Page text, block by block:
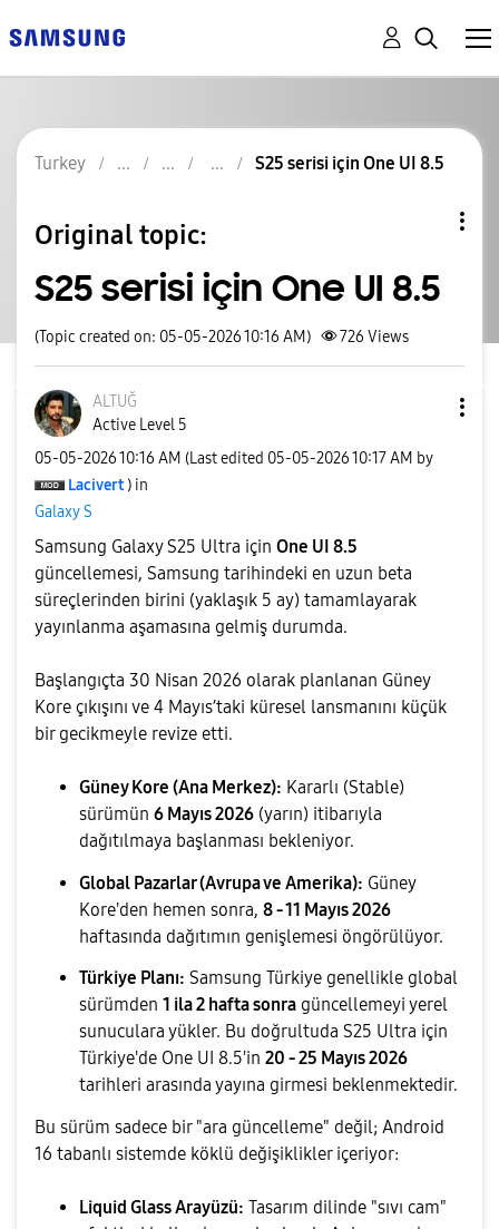
Turkey S25 serisi için One UI 8.5
Original topic:
S25 serisi için One UI 8.5
(Topic created on: 05-05-2026 10:16 AM) 726 Views
ALTUĞ
Active Level 5
‎05-05-202610:16 AM (Last edited ‎05-05-202610:17 AM by
Lacivert ) in
Galaxy S
Samsung Galaxy S25 Ultra için One UI 8.5
güncellemesi, Samsung tarihindeki en uzun beta
süreçlerinden birini (yaklaşık 5 ay) tamamlayarak
yayınlanma aşamasına gelmiş durumda.
Başlangıçta 30 Nisan 2026 olarak planlanan Güney
Kore çıkışını ve 4 Mayıs’taki küresel lansmanını küçük
bir gecikmeyle revize etti.
Güney Kore (Ana Merkez): Kararlı (Stable)
sürümün 6 Mayıs 2026 (yarın) itibarıyla
dağıtılmaya başlanması bekleniyor.
Global Pazarlar (Avrupa ve Amerika): Güney
Kore'den hemen sonra, 8 - 11 Mayıs 2026
haftasında dağıtımın genişlemesi öngörülüyor.
Türkiye Planı: Samsung Türkiye genellikle global
sürümden 1 ila 2 hafta sonra güncellemeyi yerel
sunuculara yükler. Bu doğrultuda S25 Ultra için
Türkiye'de One UI 8.5'in 20 - 25 Mayıs 2026
tarihleri arasında yayına girmesi beklenmektedir.
Bu sürüm sadece bir "ara güncelleme" değil; Android
16 tabanlı sistemde köklü değişiklikler içeriyor:
Liquid Glass Arayüzü: Tasarım dilinde "sıvı cam"